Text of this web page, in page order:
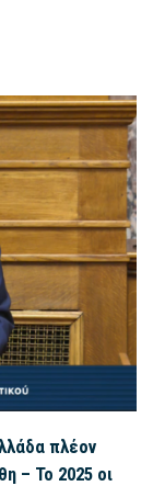
πλέον
– Το 2025 οι